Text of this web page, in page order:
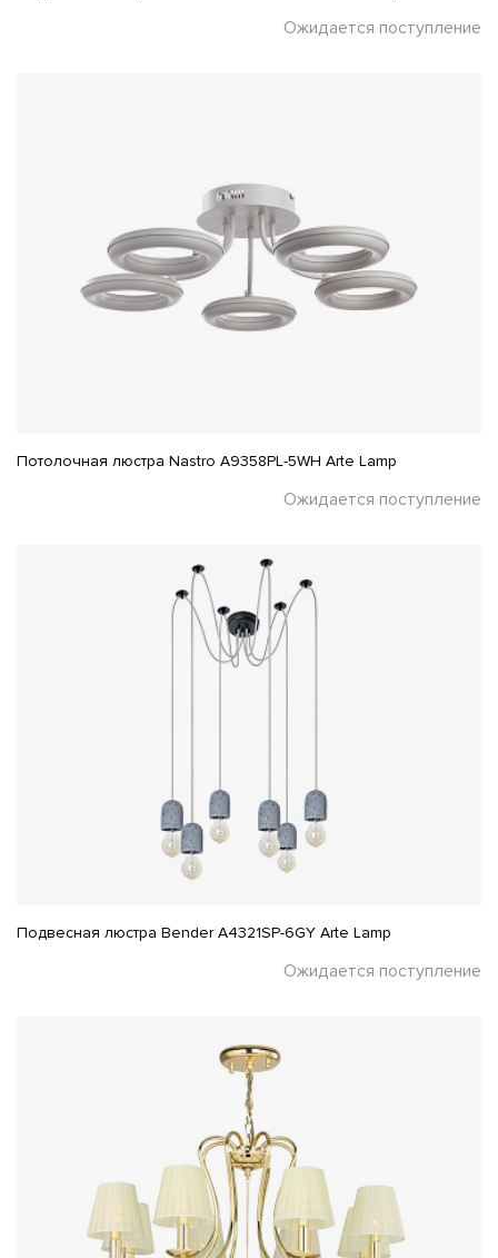
Ожидается поступление
Потолочная люстра Nastro A9358PL-5WH Arte Lamp
Ожидается поступление
Подвесная люстра Bender A4321SP-6GY Arte Lamp
Ожидается поступление